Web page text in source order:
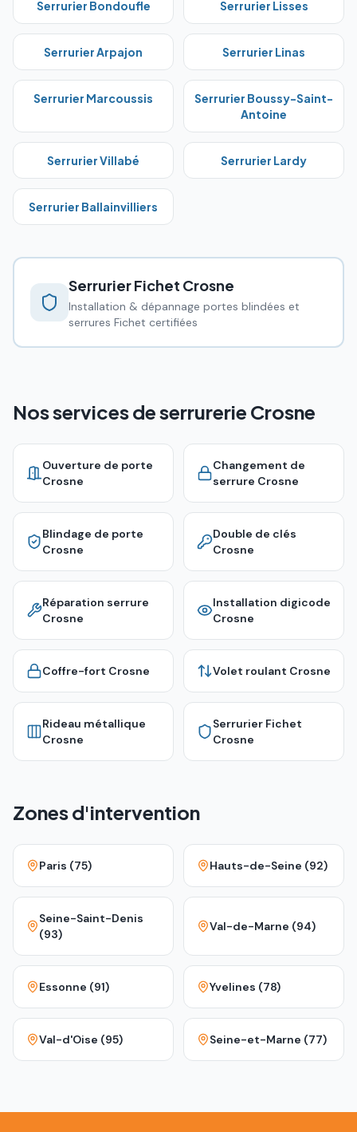
Serrurier Bondoufle Serrurier Lisses
SerrurierArpajon Serrurier Linas
Serrurier Marcoussis Serrurier Boussy-Saint-
Antoine
SerrurierVillabé Serrurier Lardy
Serrurier Ballainvilliers
Serrurier Fichet Crosne
Installation & dépannage portes blindées et
serrures Fichet certifiées
Nos services de serrurerie Crosne
Ouverture de porte
Crosne
Changement de
serrure Crosne
Blindage de porte
Crosne
Double de clés
Crosne
Réparation serrure
Crosne
Installation digicode
Crosne
Coffre-fort Crosne Volet roulant Crosne
Rideau métallique
Crosne
Serrurier Fichet
Crosne
Zones d'intervention
Paris (75) Hauts-de-Seine (92)
Seine-Saint-Denis
(93)
Val-de-Marne (94)
Essonne (91) Yvelines (78)
Val-d'Oise (95) Seine-et-Marne (77)